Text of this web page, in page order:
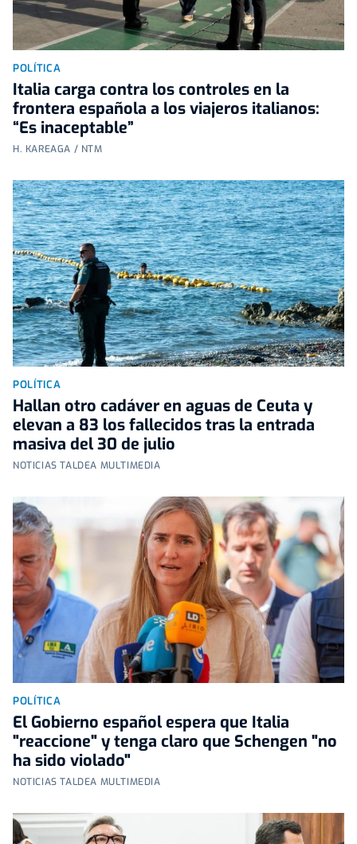
POLÍTICA
Italia carga contra los controles en la
frontera española a los viajeros italianos:
“Es inaceptable”
H. KAREAGA / NTM
POLÍTICA
Hallan otro cadáver en aguas de Ceuta y
elevan a 83 los fallecidos tras la entrada
masiva del 30 de julio
NOTICIAS TALDEA MULTIMEDIA
POLÍTICA
El Gobierno español espera que Italia
"reaccione" y tenga claro que Schengen "no
ha sido violado"
NOTICIAS TALDEA MULTIMEDIA